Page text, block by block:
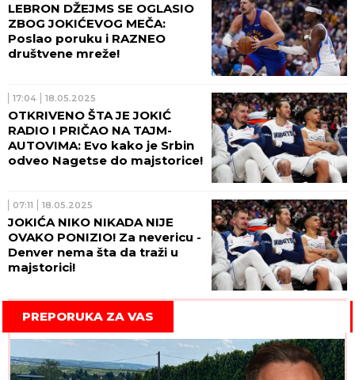
LEBRON DŽEJMS SE OGLASIO
ZBOG JOKIĆEVOG MEČA:
Poslao poruku i RAZNEO
društvene mreže!
17:04 18.05.2025
OTKRIVENO ŠTA JE JOKIĆ
RADIO I PRIČAO NA TAJM-
AUTOVIMA: Evo kako je Srbin
odveo Nagetse do majstorice!
07:11 18.05.2025
JOKIĆA NIKO NIKADA NIJE
OVAKO PONIZIO! Za nevericu -
Denver nema šta da traži u
majstorici!
PREPORUKA ZA VAS